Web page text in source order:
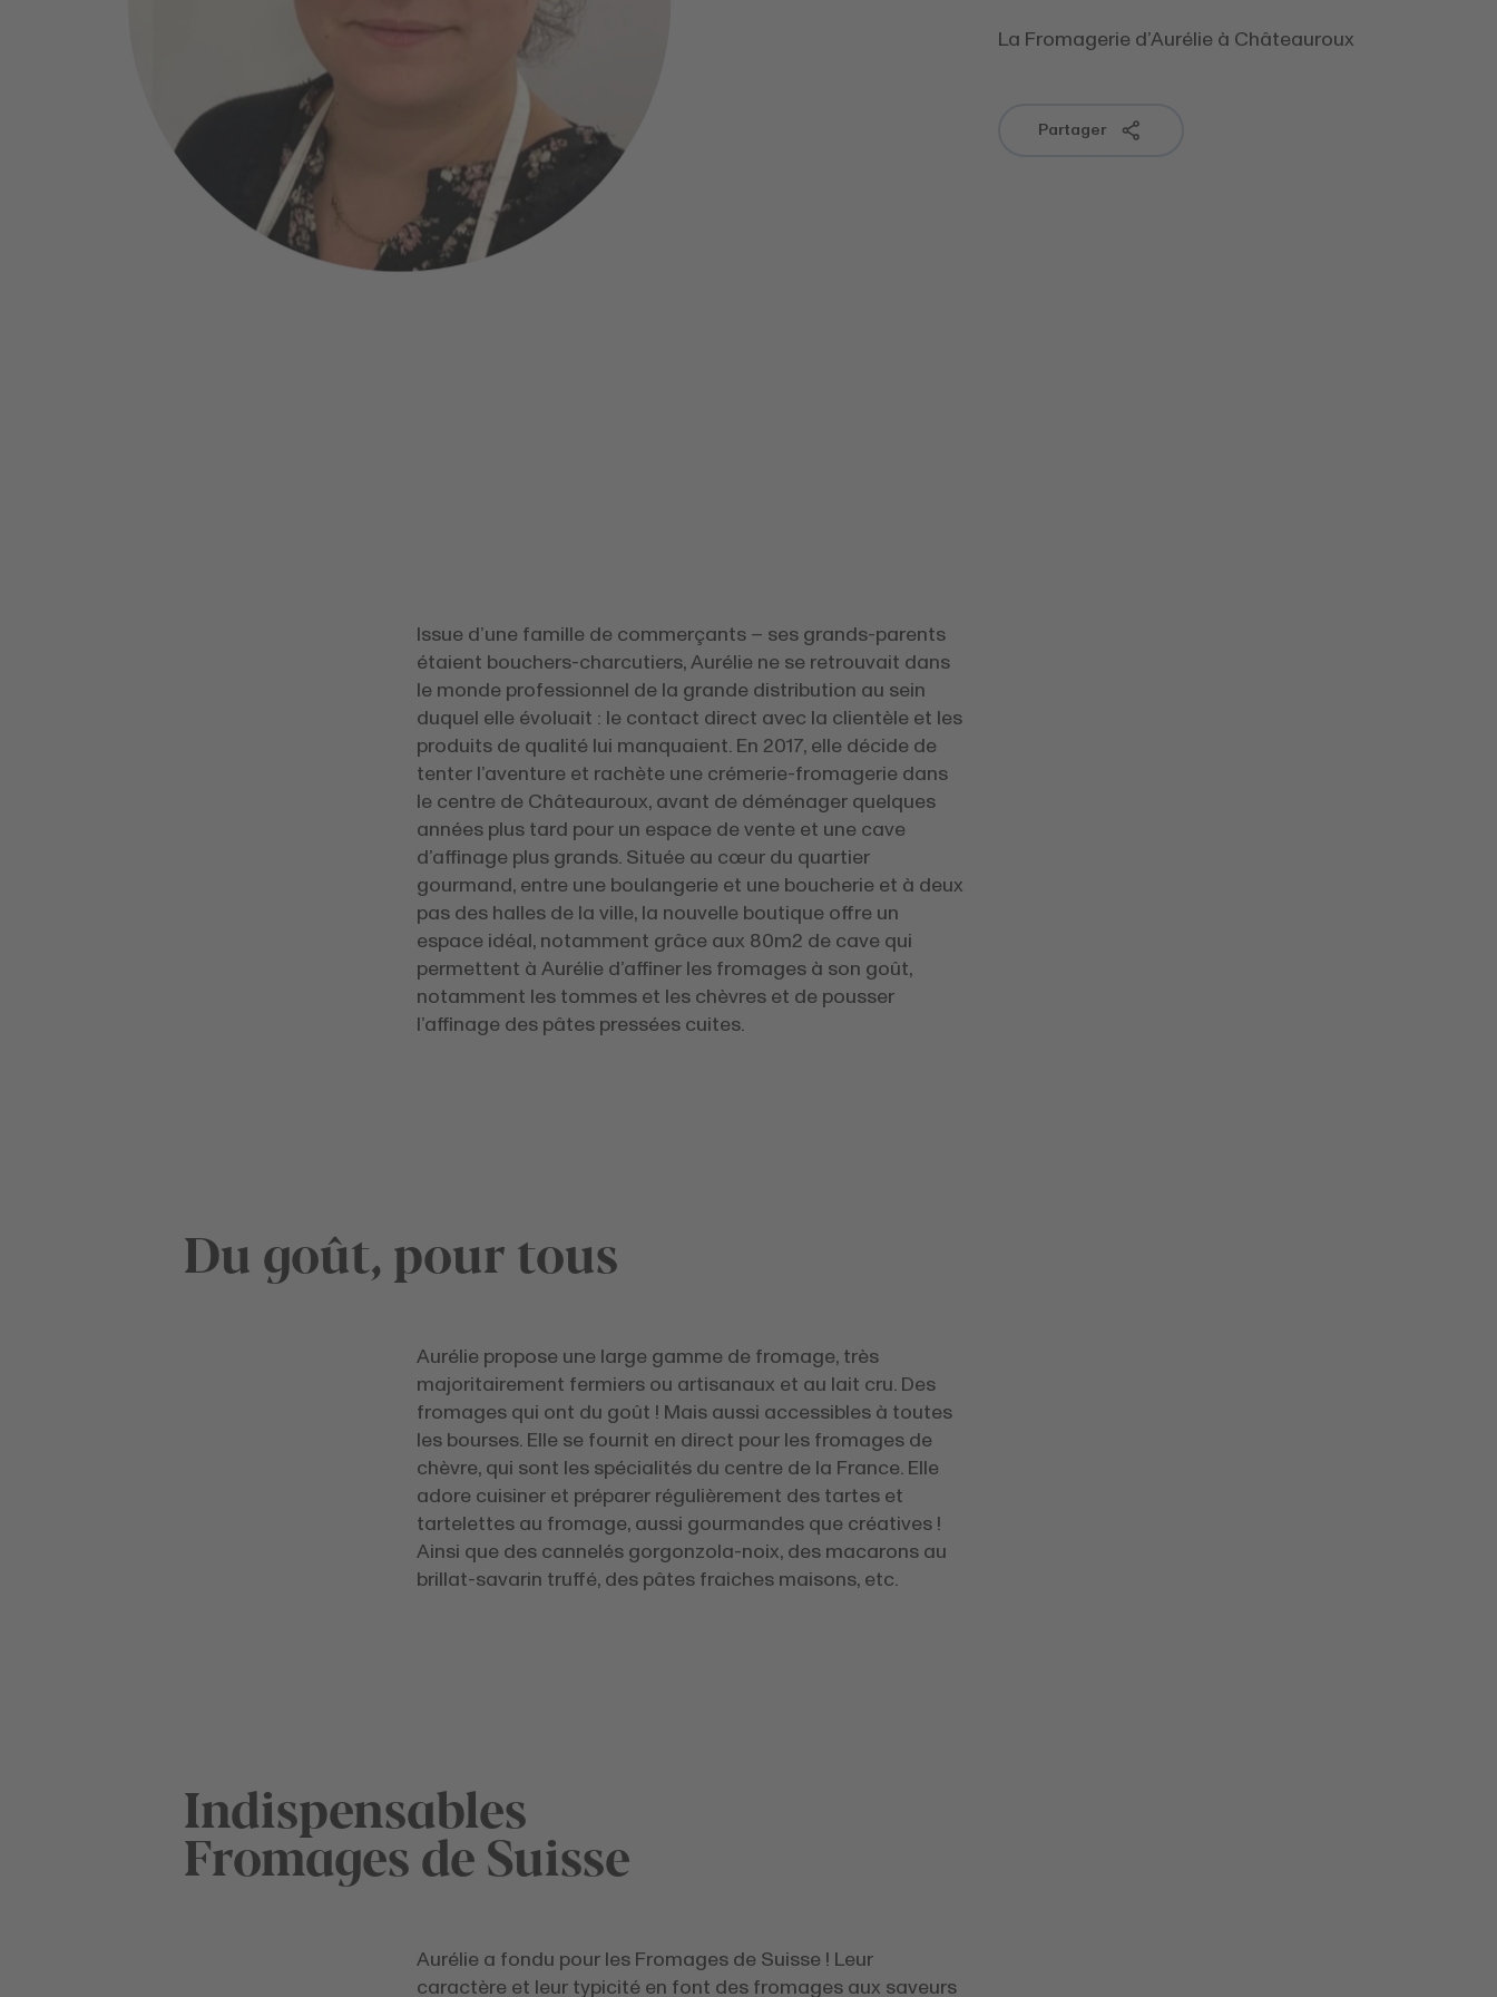
La Fromagerie d’Aurélie à Châteauroux
Partager
Issue d’une famille de commerçants – ses grands-parents
étaient bouchers-charcutiers, Aurélie ne se retrouvait dans
le monde professionnel de la grande distribution au sein
duquel elle évoluait : le contact direct avec la clientèle et les
produits de qualité lui manquaient. En 2017, elle décide de
tenter l’aventure et rachète une crémerie-fromagerie dans
le centre de Châteauroux, avant de déménager quelques
années plus tard pour un espace de vente et une cave
d’affinage plus grands. Située au cœur du quartier
gourmand, entre une boulangerie et une boucherie et à deux
pas des halles de la ville, la nouvelle boutique offre un
espace idéal, notamment grâce aux 80m2 de cave qui
permettent à Aurélie d’affiner les fromages à son goût,
notamment les tommes et les chèvres et de pousser
l’affinage des pâtes pressées cuites.
Du goût, pour tous
Aurélie propose une large gamme de fromage, très
majoritairement fermiers ou artisanaux et au lait cru. Des
fromages qui ont du goût ! Mais aussi accessibles à toutes
les bourses. Elle se fournit en direct pour les fromages de
chèvre, qui sont les spécialités du centre de la France. Elle
adore cuisiner et préparer régulièrement des tartes et
tartelettes au fromage, aussi gourmandes que créatives !
Ainsi que des cannelés gorgonzola-noix, des macarons au
brillat-savarin truffé, des pâtes fraiches maisons, etc.
Indispensables
Fromages de Suisse
Aurélie a fondu pour les Fromages de Suisse ! Leur
caractère et leur typicité en font des fromages aux saveurs